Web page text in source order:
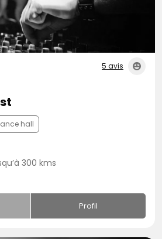
5 avis
hall
300 kms
Profil